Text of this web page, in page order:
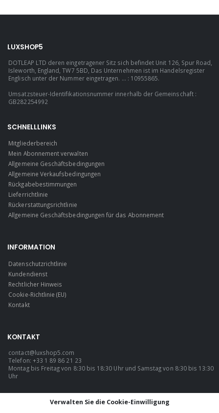
LUXSHOP5
DOTLEAP LTD deren eingetragener Sitz sich befindet Unit 126, Spur Road,
Isleworth, England, TW7 5BD, Das Unternehmen ist im Handelsregister
Englisch unter der Nummer eingetragen. ... : 10955865.
Umsatzsteuer-Identifikationsnummer innerhalb der Gemeinschaft :
GB282254992
SCHNELLLINKS
Mitgliederbereich
Mein Abonnement verwalten
Allgemeine Geschäftsbedingungen
Allgemeine Verkaufsbedingungen
Rückgabebestimmungen
Lieferrichtlinie
Rückerstattungsrichtlinie
Allgemeine Geschäftsbedingungen für das Abonnement
INFORMATION
Datenschutzrichtlinie
Kundendienst
Rechtlicher Hinweis
Cookie-Richtlinie (EU)
Kontakt
KONTAKT
contact@luxshop5.com
Telefon: +33 1 89 86 21 23
Montag bis Freitag von 8:30 bis 18:30 Uhr und Samstag von 8:30 bis 13:30
Uhr
Verwalten Sie die Cookie-Einwilligung